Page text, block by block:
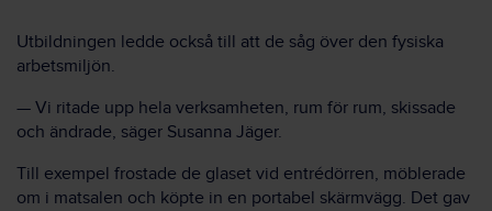
Utbildningen ledde också till att de såg över den fysiska
arbetsmiljön.
— Vi ritade upp hela verksamheten, rum för rum, skissade
och ändrade, säger Susanna Jäger.
Till exempel frostade de glaset vid entrédörren, möblerade
om i matsalen och köpte in en portabel skärmvägg. Det gav